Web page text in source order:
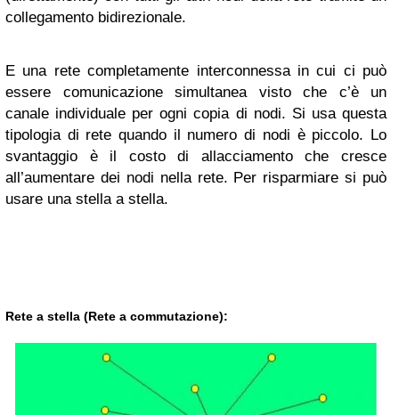
collegamento bidirezionale.
E una rete completamente interconnessa in cui ci può
essere comunicazione simultanea visto che c’è un
canale individuale per ogni copia di nodi. Si usa questa
tipologia di rete quando il numero di nodi è piccolo. Lo
svantaggio è il costo di allacciamento che cresce
all’aumentare dei nodi nella rete. Per risparmiare si può
usare una stella a stella.
Rete a stella (Rete a commutazione):